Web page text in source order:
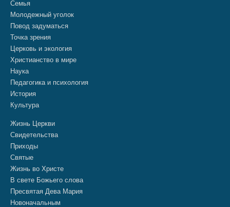
Семья
Молодежный уголок
Повод задуматься
Точка зрения
Церковь и экология
Христианство в мире
Наука
Педагогика и психология
История
Культура
Жизнь Церкви
Свидетельства
Приходы
Святые
Жизнь во Христе
В свете Божьего слова
Пресвятая Дева Мария
Новоначальным